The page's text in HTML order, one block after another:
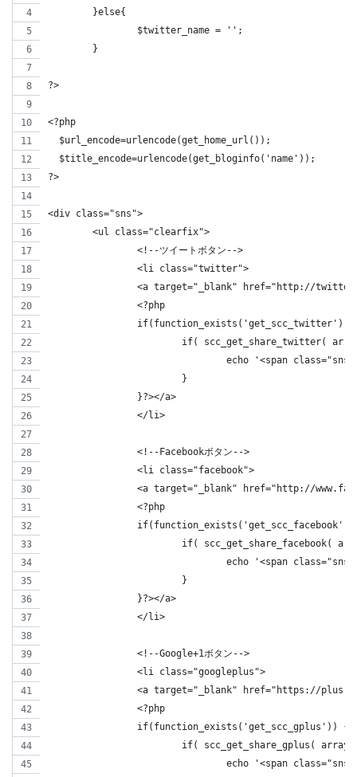
	}else{
		$twitter_name = '';
	}
?>
<?php
  $url_encode=urlencode(get_home_url());
  $title_encode=urlencode(get_bloginfo('name'));
?>
<div class="sns">
	<ul class="clearfix">
		<!--ツイートボタン-->
		<li class="twitter">
<a target="_blank" href="http://
		<?php
if(function_exists('get_scc_twitter'))
if( scc_get_share_twitter(
echo '<span
			}
		}?></a>
		</li>
		<!--Facebookボタン-->
		<li class="facebook">
<a target="_blank" href="http://
		<?php
if( scc_get_share_facebook(
echo '<span
			}
		}?></a>
		</li>
		<!--Google+1ボタン-->
		<li class="googleplus">
<a target="_blank" href="https://
		<?php
		if(function_exists('get_scc_gplus')) {
if( scc_get_share_gplus(
echo '<span